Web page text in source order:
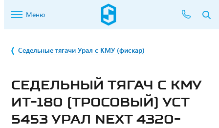
Меню
Седельные тягачи Урал с КМУ (фискар)
СЕДЕЛЬНЫЙ ТЯГАЧ С КМУ
ИТ-180 (ТРОСОВЫЙ) УСТ
5453 УРАЛ NEXT 4320-